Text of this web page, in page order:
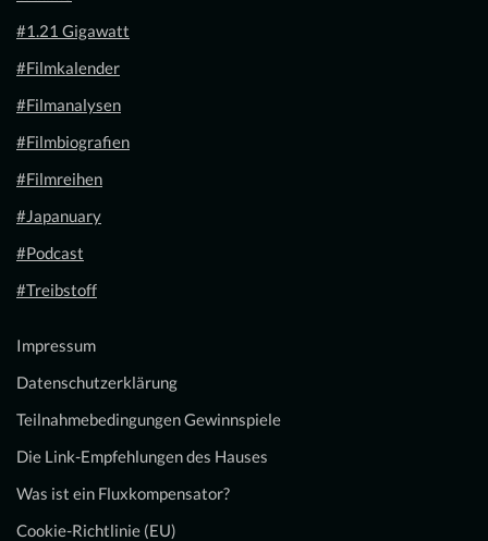
#1.21 Gigawatt
#Filmkalender
#Filmanalysen
#Filmbiografien
#Filmreihen
#Japanuary
#Podcast
#Treibstoff
Impressum
Datenschutzerklärung
Teilnahmebedingungen Gewinnspiele
Die Link-Empfehlungen des Hauses
Was ist ein Fluxkompensator?
Cookie-Richtlinie (EU)